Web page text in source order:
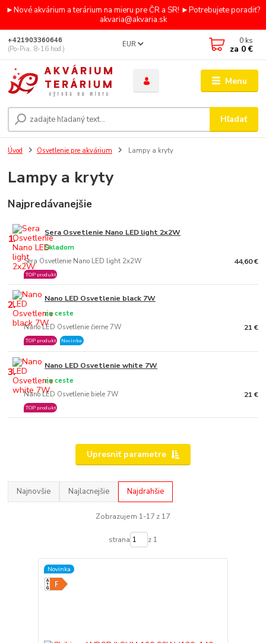
►Nové akvárium a terárium na mieru pre ČR a SR! ►Potrebujete poradiť?
akvaria@akvaria.sk
Menu
EUR
Hľadať
+421903360646
(Po-Pia, 8-16 hod.)
0 ks
za 0 €
Úvod Osvetlenie pre akvárium Lampy a kryty
Lampy a kryty
Najpredávanejšie
1. Sera Osvetlenie Nano LED light 2x2W
Sera Osvetlenie Nano LED light 2x2W
Skladom
TOP produkt
44,60 €
2. Nano LED Osvetlenie black 7W
Nano LED Osvetlenie čierne 7W
na ceste
TOP produkt Novinka
21 €
3. Nano LED Osvetlenie white 7W
Nano LED Osvetlenie biele 7W
na ceste
TOP produkt
21 €
Upresniť parametre
Najnovšie Najlacnejšie Najdrahšie
Zobrazujem 1-17 z 17
strana z 1
Novinka